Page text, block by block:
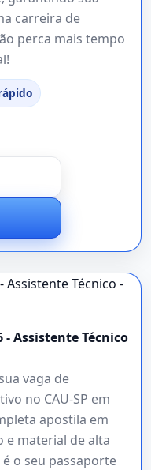
carreira de
perca mais tempo
- Assistente Técnico
vaga de
no CAU-SP em
apostila em
e material de alta
o seu passaporte